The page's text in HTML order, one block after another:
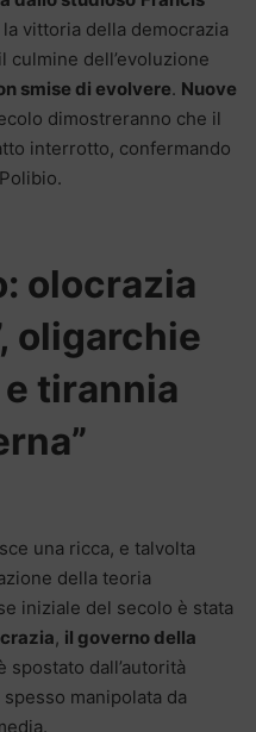
vittoria della democrazia
culmine dell’evoluzione
smise di evolvere. Nuove
dimostreranno che il
interrotto, confermando
olocrazia
oligarchie
tirannia
una ricca, e talvolta
della teoria
iniziale del secolo è stata
, il governo della
dall’autorità
manipolata da